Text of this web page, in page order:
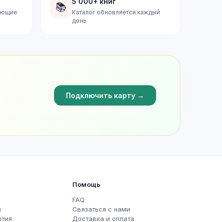
📚
Каталог обновляется каждый
день
Подключить карту →
Помощь
FAQ
Связаться с нами
Доставка и оплата